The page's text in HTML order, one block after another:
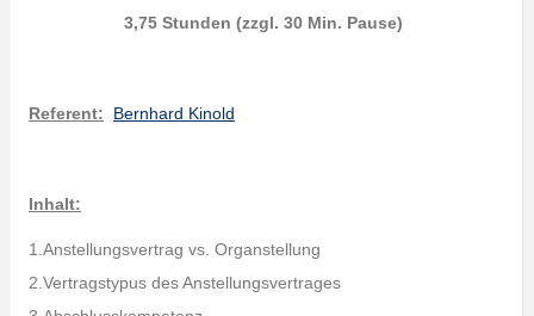
3,75 Stunden (zzgl. 30 Min. Pause)
Referent: Bernhard Kinold
Inhalt:
1.Anstellungsvertrag vs. Organstellung
2.Vertragstypus des Anstellungsvertrages